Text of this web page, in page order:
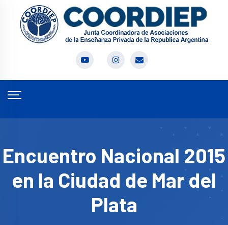
Encuentro Nacional 2015
en la Ciudad de Mar del
Plata